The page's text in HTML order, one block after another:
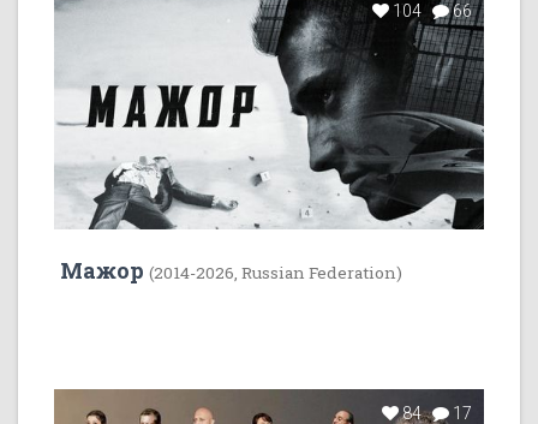
104 66
Мажор (2014-2026, Russian Federation)
84 17